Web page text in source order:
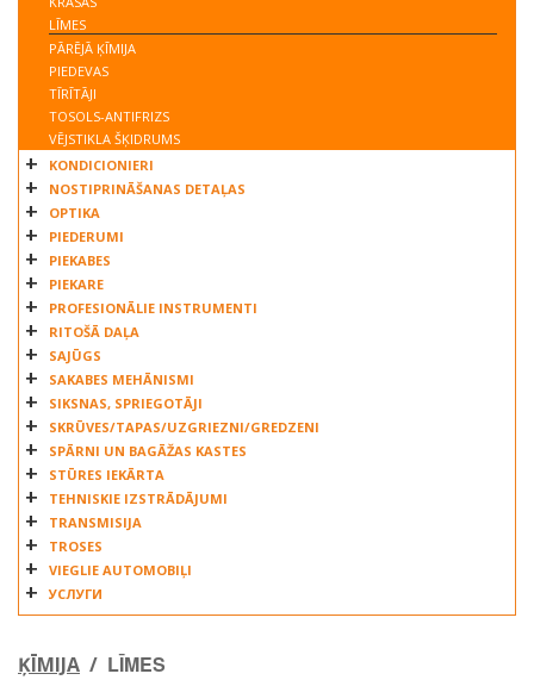
LĪMES
PĀRĒJĀ ĶĪMIJA
PIEDEVAS
TĪRĪTĀJI
TOSOLS-ANTIFRIZS
VĒJSTIKLA ŠĶIDRUMS
KONDICIONIERI
NOSTIPRINĀŠANAS DETAĻAS
OPTIKA
PIEDERUMI
PIEKABES
PIEKARE
PROFESIONĀLIE INSTRUMENTI
RITOŠĀ DAĻA
SAJŪGS
SAKABES MEHĀNISMI
SIKSNAS, SPRIEGOTĀJI
SKRŪVES/TAPAS/UZGRIEZNI/GREDZENI
SPĀRNI UN BAGĀŽAS KASTES
STŪRES IEKĀRTA
TEHNISKIE IZSTRĀDĀJUMI
TRANSMISIJA
TROSES
VIEGLIE AUTOMOBIĻI
УСЛУГИ
ĶĪMIJA / LĪMES